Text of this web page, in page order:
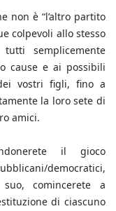
non è “l’altro partito
colpevoli allo stesso
semplicemente
cause e ai possibili
vostri figli, fino a
la loro sete di
amici.
il gioco
democratici,
comincerete a
di ciascuno